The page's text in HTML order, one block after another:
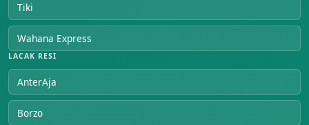
Tiki
Wahana Express
LACAK RESI
AnterAja
Borzo